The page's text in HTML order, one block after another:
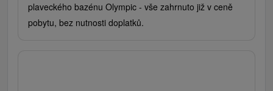
plaveckého bazénu Olympic - vše zahrnuto již v ceně
pobytu, bez nutnosti doplatků.